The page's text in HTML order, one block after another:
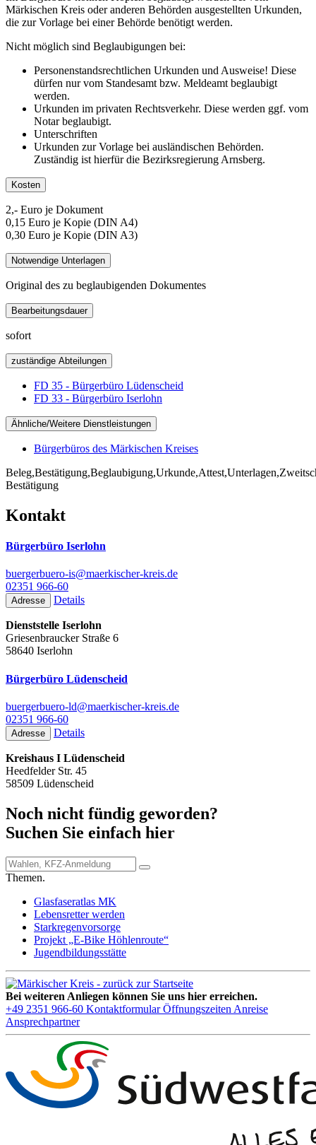
Märkischen Kreis oder anderen Behörden ausgestellten Urkunden,
die zur Vorlage bei einer Behörde benötigt werden.
Nicht möglich sind Beglaubigungen bei:
Personenstandsrechtlichen Urkunden und Ausweise! Diese
dürfen nur vom Standesamt bzw. Meldeamt beglaubigt
werden.
Urkunden im privaten Rechtsverkehr. Diese werden ggf. vom
Notar beglaubigt.
Unterschriften
Urkunden zur Vorlage bei ausländischen Behörden.
Zuständig ist hierfür die Bezirksregierung Arnsberg.
Kosten
2,- Euro je Dokument
0,15 Euro je Kopie (DIN A4)
0,30 Euro je Kopie (DIN A3)
Notwendige Unterlagen
Original des zu beglaubigenden Dokumentes
Bearbeitungsdauer
sofort
zuständige Abteilungen
FD 35 - Bürgerbüro Lüdenscheid
FD 33 - Bürgerbüro Iserlohn
Ähnliche/Weitere Dienstleistungen
Bürgerbüros des Märkischen Kreises
Bestätigung
Kontakt
Bürgerbüro Iserlohn
buergerbuero-is@maerkischer-kreis.de
02351 966-60
Adresse Details
Dienststelle Iserlohn
Griesenbraucker Straße 6
58640 Iserlohn
Bürgerbüro Lüdenscheid
buergerbuero-ld@maerkischer-kreis.de
02351 966-60
Adresse Details
Kreishaus I Lüdenscheid
Heedfelder Str. 45
58509 Lüdenscheid
Noch nicht fündig geworden?
Suchen Sie einfach hier
Themen.
Glasfaseratlas MK
Lebensretter werden
Starkregenvorsorge
Projekt „E-Bike Höhlenroute“
Jugendbildungsstätte
Bei weiteren Anliegen können Sie uns hier erreichen.
+49 2351 966-60 Kontaktformular Öffnungszeiten Anreise
Ansprechpartner